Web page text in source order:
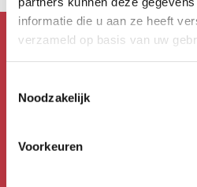
informatie die u aan ze heeft
verzameld op basis van uw
Noodzakelijk
Voorkeuren
Schrijf je in